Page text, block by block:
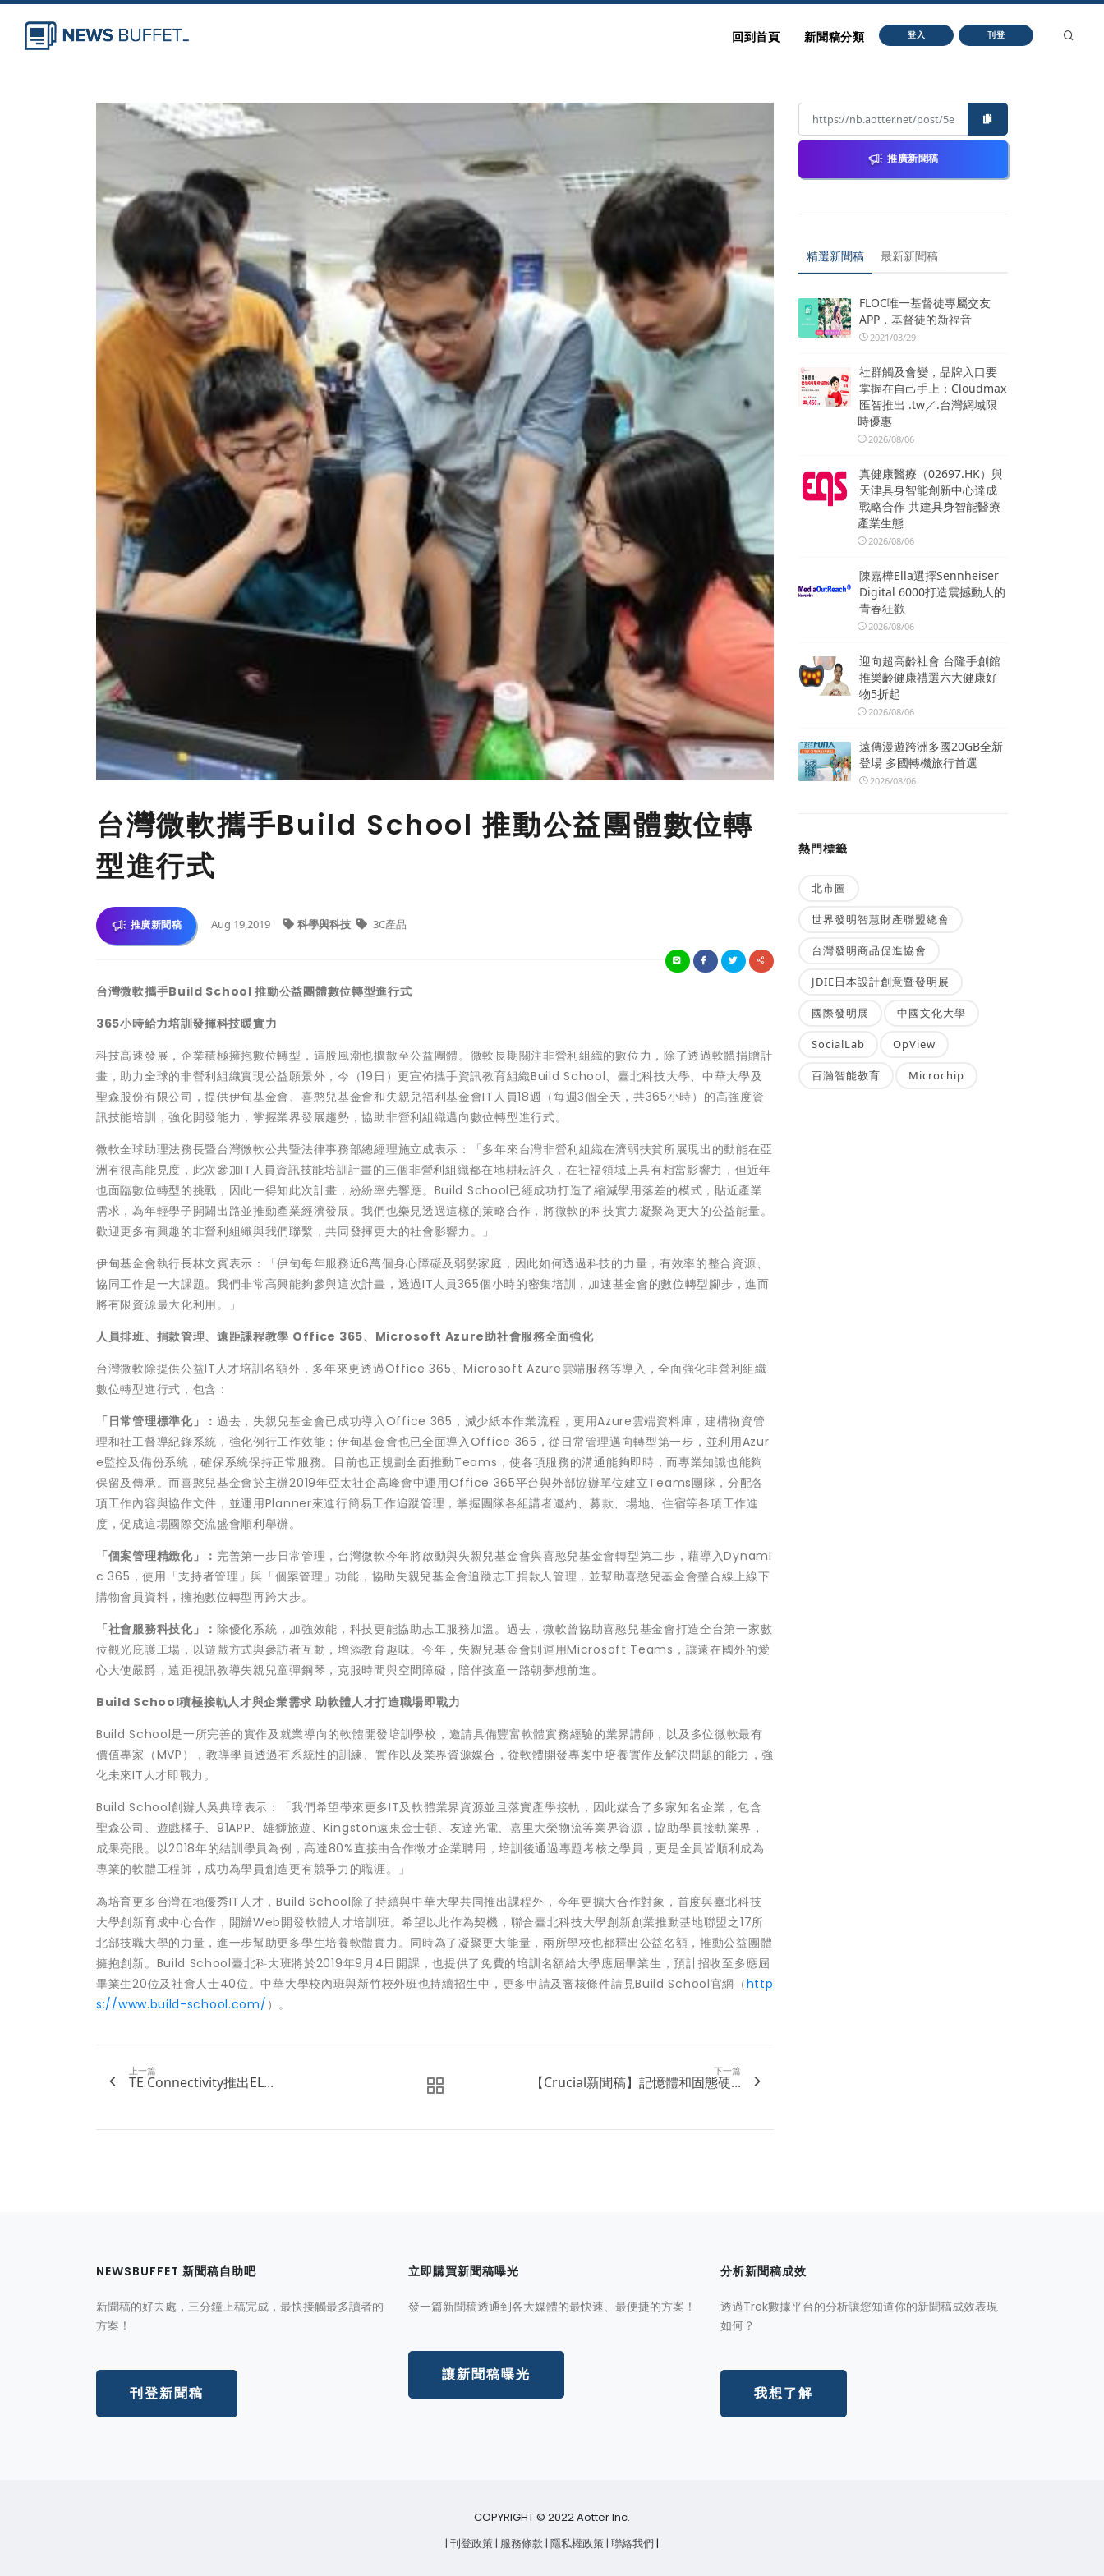
回到首頁 新聞稿分類 登入 刊登
台灣微軟攜手Build School 推動公益團體數位轉
型進行式
推廣新聞稿 Aug 19,2019 科學與科技 3C產品
台灣微軟攜手Build School推動公益團體數位轉型進行式
365小時給力培訓發揮科技暖實力
科技高速發展，企業積極擁抱數位轉型，這股風潮也擴散至公益團體。微軟長期關注非營利組織的數位力，除了透過軟體捐贈計
畫，助力全球的非營利組織實現公益願景外，今（19日）更宣佈攜手資訊教育組織Build School、臺北科技大學、中華大學及
聖森股份有限公司，提供伊甸基金會、喜憨兒基金會和失親兒福利基金會IT人員18週（每週3個全天，共365小時）的高強度資
訊技能培訓，強化開發能力，掌握業界發展趨勢，協助非營利組織邁向數位轉型進行式。
微軟全球助理法務長暨台灣微軟公共暨法律事務部總經理施立成表示：「多年來台灣非營利組織在濟弱扶貧所展現出的動能在亞
洲有很高能見度，此次參加IT人員資訊技能培訓計畫的三個非營利組織都在地耕耘許久，在社福領域上具有相當影響力，但近年
也面臨數位轉型的挑戰，因此一得知此次計畫，紛紛率先響應。Build School已經成功打造了縮減學用落差的模式，貼近產業
需求，為年輕學子開闢出路並推動產業經濟發展。我們也樂見透過這樣的策略合作，將微軟的科技實力凝聚為更大的公益能量。
歡迎更多有興趣的非營利組織與我們聯繫，共同發揮更大的社會影響力。」
伊甸基金會執行長林文賓表示：「伊甸每年服務近6萬個身心障礙及弱勢家庭，因此如何透過科技的力量，有效率的整合資源、
協同工作是一大課題。我們非常高興能夠參與這次計畫，透過IT人員365個小時的密集培訓，加速基金會的數位轉型腳步，進而
將有限資源最大化利用。」
人員排班、捐款管理、遠距課程教學 Office 365、 Microsoft Azure助社會服務全面強化
台灣微軟除提供公益IT人才培訓名額外，多年來更透過Office 365、Microsoft Azure雲端服務等導入，全面強化非營利組織
數位轉型進行式，包含：
「日常管理標準化」： 過去，失親兒基金會已成功導入Office 365，減少紙本作業流程，更用Azure雲端資料庫，建構物資管
理和社工督導紀錄系統，強化例行工作效能；伊甸基金會也已全面導入Office 365，從日常管理邁向轉型第一步，並利用Azur
e監控及備份系統，確保系統保持正常服務。目前也正規劃全面推動Teams，使各項服務的溝通能夠即時，而專業知識也能夠
保留及傳承。而喜憨兒基金會於主辦2019年亞太社企高峰會中運用Office 365平台與外部協辦單位建立Teams團隊，分配各
項工作內容與協作文件，並運用Planner來進行簡易工作追蹤管理，掌握團隊各組講者邀約、募款、場地、住宿等各項工作進
度，促成這場國際交流盛會順利舉辦。
「個案管理精緻化」： 完善第一步日常管理，台灣微軟今年將啟動與失親兒基金會與喜憨兒基金會轉型第二步，藉導入Dynami
c 365，使用「支持者管理」與「個案管理」功能，協助失親兒基金會追蹤志工捐款人管理，並幫助喜憨兒基金會整合線上線下
購物會員資料，擁抱數位轉型再跨大步。
「社會服務科技化」： 除優化系統，加強效能，科技更能協助志工服務加溫。過去，微軟曾協助喜憨兒基金會打造全台第一家數
位觀光庇護工場，以遊戲方式與參訪者互動，增添教育趣味。今年，失親兒基金會則運用Microsoft Teams，讓遠在國外的愛
心大使嚴爵，遠距視訊教導失親兒童彈鋼琴，克服時間與空間障礙，陪伴孩童一路朝夢想前進。
Build School積極接軌人才與企業需求 助軟體人才打造職場即戰力
Build School是一所完善的實作及就業導向的軟體開發培訓學校，邀請具備豐富軟體實務經驗的業界講師，以及多位微軟最有
價值專家（MVP），教導學員透過有系統性的訓練、實作以及業界資源媒合，從軟體開發專案中培養實作及解決問題的能力，強
化未來IT人才即戰力。
Build School創辦人吳典璋表示：「我們希望帶來更多IT及軟體業界資源並且落實產學接軌，因此媒合了多家知名企業，包含
聖森公司、遊戲橘子、91APP、雄獅旅遊、Kingston遠東金士頓、友達光電、嘉里大榮物流等業界資源，協助學員接軌業界，
成果亮眼。以2018年的結訓學員為例，高達80%直接由合作徵才企業聘用，培訓後通過專題考核之學員，更是全員皆順利成為
專業的軟體工程師，成功為學員創造更有競爭力的職涯。」
為培育更多台灣在地優秀IT人才，Build School除了持續與中華大學共同推出課程外，今年更擴大合作對象，首度與臺北科技
大學創新育成中心合作，開辦Web開發軟體人才培訓班。希望以此作為契機，聯合臺北科技大學創新創業推動基地聯盟之17所
北部技職大學的力量，進一步幫助更多學生培養軟體實力。同時為了凝聚更大能量，兩所學校也都釋出公益名額，推動公益團體
擁抱創新。Build School臺北科大班將於2019年9月4日開課，也提供了免費的培訓名額給大學應屆畢業生，預計招收至多應屆
畢業生20位及社會人士40位。中華大學校內班與新竹校外班也持續招生中，更多申請及審核條件請見Build School官網（http
s://www.build-school.com/ ）。
上一篇
TE Connectivity推出EL...
下一篇
【Crucial新聞稿】記憶體和固態硬...
推廣新聞稿
精選新聞稿 最新新聞稿
FLOC唯一基督徒專屬交友
APP，基督徒的新福音
2021/03/29
社群觸及會變，品牌入口要
掌握在自己手上：Cloudmax
匯智推出 .tw／.台灣網域限
時優惠
2026/08/06
真健康醫療（02697.HK）與
天津具身智能創新中心達成
戰略合作 共建具身智能醫療
產業生態
2026/08/06
陳嘉樺Ella選擇Sennheiser
Digital 6000打造震撼動人的
青春狂歡
2026/08/06
迎向超高齡社會 台隆手創館
推樂齡健康禮選六大健康好
物5折起
2026/08/06
遠傳漫遊跨洲多國20GB全新
登場 多國轉機旅行首選
2026/08/06
熱門標籤
北市圖
世界發明智慧財產聯盟總會
台灣發明商品促進協會
JDIE日本設計創意暨發明展
國際發明展 中國文化大學
SocialLab OpView
百瀚智能教育 Microchip
NEWSBUFFET 新聞稿自助吧
新聞稿的好去處，三分鐘上稿完成，最快接觸最多讀者的
方案！
刊登新聞稿
立即購買新聞稿曝光
發一篇新聞稿透通到各大媒體的最快速、最便捷的方案！
讓新聞稿曝光
分析新聞稿成效
透過Trek數據平台的分析讓您知道你的新聞稿成效表現
如何？
我想了解
COPYRIGHT © 2022 Aotter Inc.
| 刊登政策| 服務條款| 隱私權政策| 聯絡我們 |